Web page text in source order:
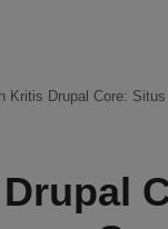
Kritis Drupal Core: